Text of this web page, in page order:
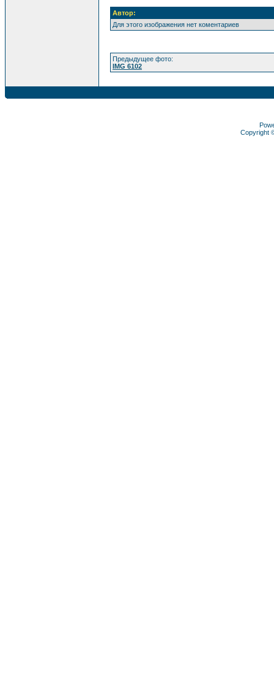
Автор:
Для этого изображения нет коментариев
Предыдущее фото:
IMG 6102
Copyright